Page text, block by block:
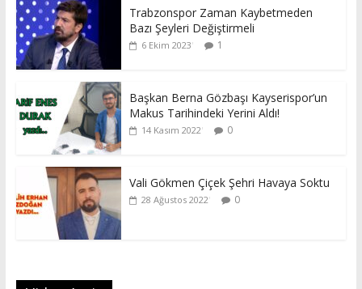
Trabzonspor Zaman Kaybetmeden
Bazı Şeyleri Değiştirmeli
6 Ekim 2023 1
Başkan Berna Gözbaşı Kayserispor’un
Makus Tarihindeki Yerini Aldı!
14 Kasım 2022 0
Vali Gökmen Çiçek Şehri Havaya Soktu
28 Ağustos 2022 0